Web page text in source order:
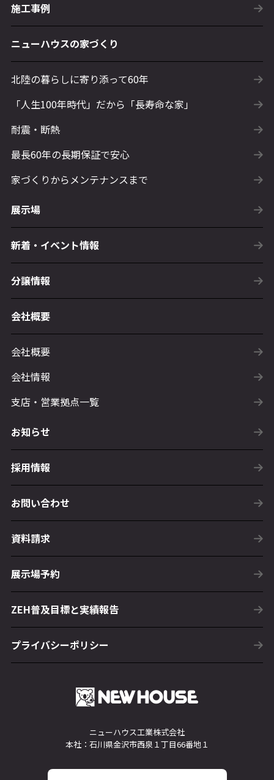
ニューハウス工業株式会社
本社：石川県金沢市西泉１丁目66番地１
施工事例
ニューハウスの家づくり
北陸の暮らしに寄り添って60年
「人生100年時代」だから「長寿命な家」
耐震・断熱
最長60年の長期保証で安心
家づくりからメンテナンスまで
展示場
新着・イベント情報
分譲情報
会社概要
会社概要
会社情報
支店・営業拠点一覧
お知らせ
採用情報
お問い合わせ
資料請求
展示場予約
ZEH普及目標と実績報告
プライバシーポリシー